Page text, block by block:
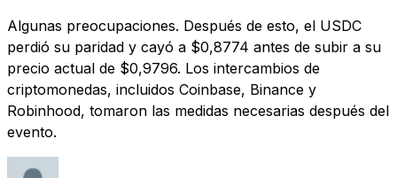
Algunas preocupaciones. Después de esto, el USDC
perdió su paridad y cayó a $0,8774 antes de subir a su
precio actual de $0,9796. Los intercambios de
criptomonedas, incluidos Coinbase, Binance y
Robinhood, tomaron las medidas necesarias después del
evento.